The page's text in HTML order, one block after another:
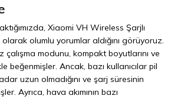
Xiaomi VH Wireless Şarjlı
olumlu yorumlar aldığını görüyoruz.
çalışma modunu, kompakt boyutlarını ve
beğenmişler. Ancak, bazı kullanıcılar pil
uzun olmadığını ve şarj süresinin
Ayrıca, hava akımının bazı